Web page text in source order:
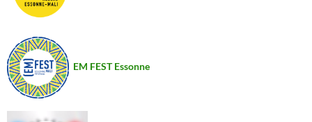
EM FEST Essonne